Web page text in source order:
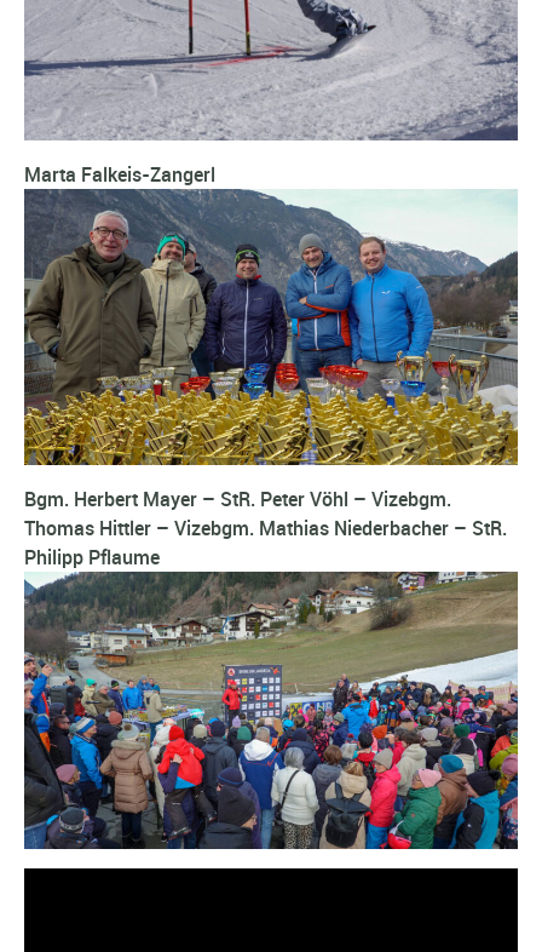
Marta Falkeis-Zangerl
Bgm. Herbert Mayer – StR. Peter Vöhl – Vizebgm.
Thomas Hittler – Vizebgm. Mathias Niederbacher – StR.
Philipp Pflaume